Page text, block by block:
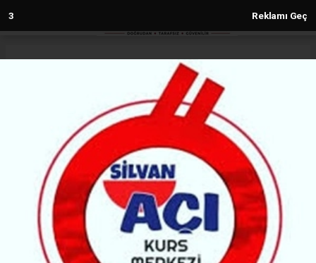
2 Reklamı Geç
Barışa suikast girişimi! İşte yanıt
bekleyen sorular
GÜNDEM
(MG) - Malabadi Gazetesi | 08.05.2025 - 16:39, Güncelleme: 08.05.2025 - 16:39
7926+ kez okundu.
DEM Parti’nin gündeme bomba gibi düşen
açıklaması, Sırrı Süreyya Önder’in, vefatından 13